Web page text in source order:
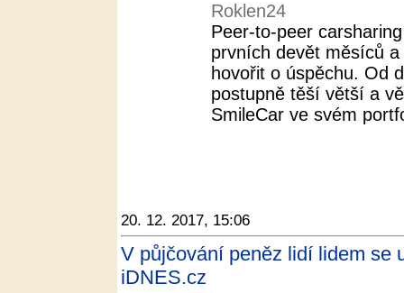
Roklen24
Peer-to-peer
prvních devět měsíců
hovořit o úspěchu. Od
postupně těší větší a
SmileCar ve svém
20. 12. 2017, 15:06
V půjčování peněz lidí lidem se
iDNES.cz